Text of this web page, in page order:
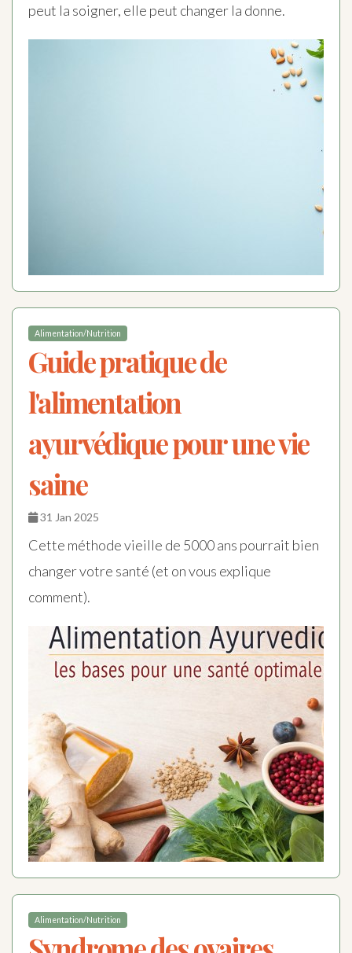
peut la soigner, elle peut changer la donne.
Alimentation/Nutrition
Guide pratique de
l'alimentation
ayurvédique pour une vie
saine
31 Jan 2025
Cette méthode vieille de 5000 ans pourrait bien
changer votre santé (et on vous explique
comment).
Alimentation/Nutrition